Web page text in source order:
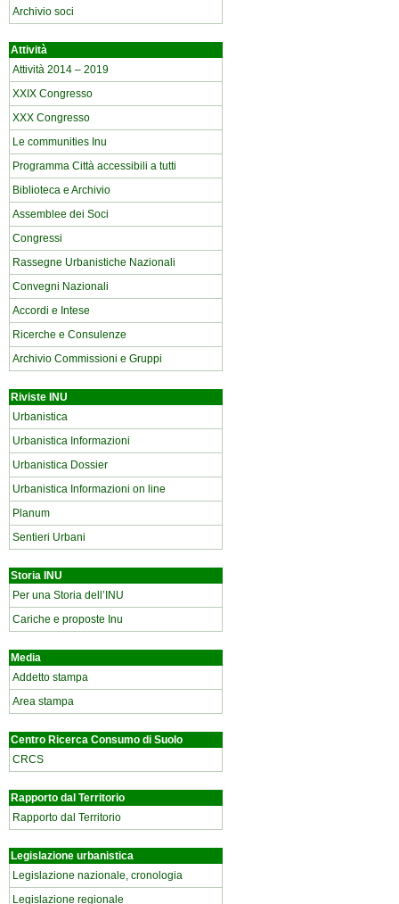
Archivio soci
Attività
Attività 2014 – 2019
XXIX Congresso
XXX Congresso
Le communities Inu
Programma Città accessibili a tutti
Biblioteca e Archivio
Assemblee dei Soci
Congressi
Rassegne Urbanistiche Nazionali
Convegni Nazionali
Accordi e Intese
Ricerche e Consulenze
Archivio Commissioni e Gruppi
Riviste INU
Urbanistica
Urbanistica Informazioni
Urbanistica Dossier
Urbanistica Informazioni on line
Planum
Sentieri Urbani
Storia INU
Per una Storia dell’INU
Cariche e proposte Inu
Media
Addetto stampa
Area stampa
Centro Ricerca Consumo di Suolo
CRCS
Rapporto dal Territorio
Rapporto dal Territorio
Legislazione urbanistica
Legislazione nazionale, cronologia
Legislazione regionale